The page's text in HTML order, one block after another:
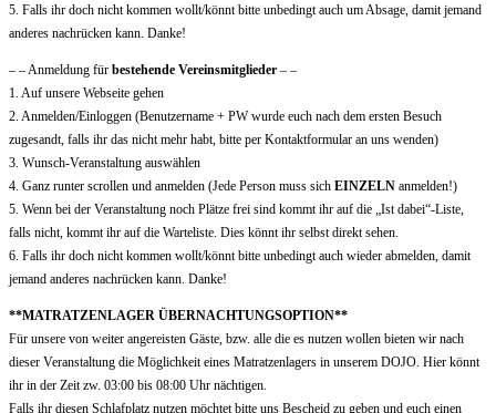
5. Falls ihr doch nicht kommen wollt/könnt bitte unbedingt auch um Absage, damit jemand
anderes nachrücken kann. Danke!
– – Anmeldung für bestehende Vereinsmitglieder – –
1. Auf unsere Webseite gehen
2. Anmelden/Einloggen (Benutzername + PW wurde euch nach dem ersten Besuch
zugesandt, falls ihr das nicht mehr habt, bitte per Kontaktformular an uns wenden)
3. Wunsch-Veranstaltung auswählen
4. Ganz runter scrollen und anmelden (Jede Person muss sich EINZELN anmelden!)
5. Wenn bei der Veranstaltung noch Plätze frei sind kommt ihr auf die „Ist dabei“-Liste,
falls nicht, kommt ihr auf die Warteliste. Dies könnt ihr selbst direkt sehen.
6. Falls ihr doch nicht kommen wollt/könnt bitte unbedingt auch wieder abmelden, damit
jemand anderes nachrücken kann. Danke!
**MATRATZENLAGER ÜBERNACHTUNGSOPTION**
Für unsere von weiter angereisten Gäste, bzw. alle die es nutzen wollen bieten wir nach
dieser Veranstaltung die Möglichkeit eines Matratzenlagers in unserem DOJO. Hier könnt
ihr in der Zeit zw. 03:00 bis 08:00 Uhr nächtigen.
Falls ihr diesen Schlafplatz nutzen möchtet bitte uns Bescheid zu geben und euch einen